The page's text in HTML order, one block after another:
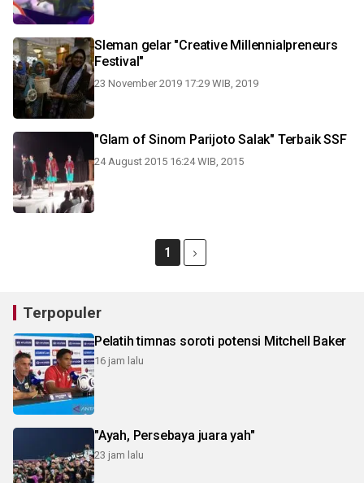
Sleman gelar "Creative Millennialpreneurs
Festival"
23 November 2019 17:29 WIB, 2019
"Glam of Sinom Parijoto Salak" Terbaik SSF
24 August 2015 16:24 WIB, 2015
1
Terpopuler
Pelatih timnas soroti potensi Mitchell Baker
16 jam lalu
"Ayah, Persebaya juara yah"
23 jam lalu